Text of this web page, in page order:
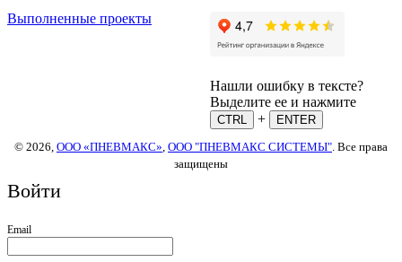
Выполненные проекты
Нашли ошибку в тексте?
Выделите ее и нажмите
CTRL +
ENTER
© 2026, ООО «ПНЕВМАКС», ООО "ПНЕВМАКС СИСТЕМЫ". Все права
защищены
Войти
Email